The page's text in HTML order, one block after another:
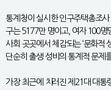
통계청이 실시한 인구주택총조
구는 5177만 명이고, 여자 100명
사회 곳곳에서 체감되는 ‘문화적
단순히 출생 성비의 통계적 문제
가장 최근에 치러진 제21대 대통